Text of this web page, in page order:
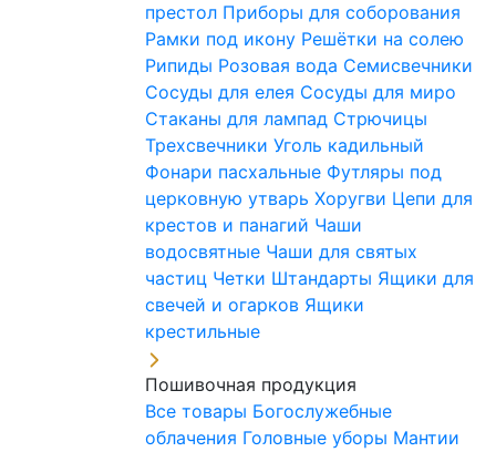
престол Приборы для соборования
Рамки под икону Решётки на солею
Рипиды Розовая вода Семисвечники
Сосуды для елея Сосуды для миро
Стаканы для лампад Стрючицы
Трехсвечники Уголь кадильный
Фонари пасхальные Футляры под
церковную утварь Хоругви Цепи для
крестов и панагий Чаши
водосвятные Чаши для святых
частиц Четки Штандарты Ящики для
свечей и огарков Ящики
крестильные
Пошивочная продукция
Все товары Богослужебные
облачения Головные уборы Мантии